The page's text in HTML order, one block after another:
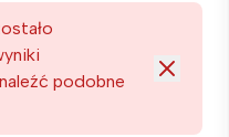
podobne